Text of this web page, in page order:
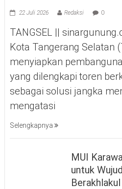
22 Juli 2026 Redaksi 0
TANGSEL ||
Kota Tangerang Selatan
menyiapkan
yang dilengkapi toren
sebagai solusi jangka
mengatasi
Selengkapnya
MUI
untuk